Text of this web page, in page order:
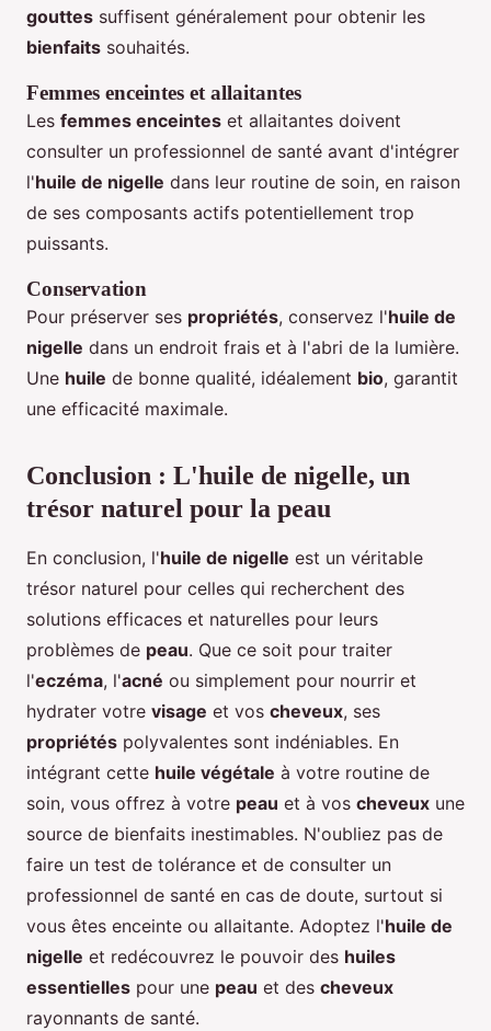
gouttes suffisent généralement pour obtenir les
bienfaits souhaités.
Femmes enceintes et allaitantes
Les femmes enceintes et allaitantes doivent
consulter un professionnel de santé avant d'intégrer
l'huile de nigelle dans leur routine de soin, en raison
de ses composants actifs potentiellement trop
puissants.
Conservation
Pour préserver ses propriétés, conservez l'huile de
nigelle dans un endroit frais et à l'abri de la lumière.
Une huile de bonne qualité, idéalement bio, garantit
une efficacité maximale.
Conclusion : L'huile de nigelle, un
trésor naturel pour la peau
En conclusion, l'huile de nigelle est un véritable
trésor naturel pour celles qui recherchent des
solutions efficaces et naturelles pour leurs
problèmes de peau. Que ce soit pour traiter
l'eczéma, l'acné ou simplement pour nourrir et
hydrater votre visage et vos cheveux, ses
propriétés polyvalentes sont indéniables. En
intégrant cette huile végétale à votre routine de
soin, vous offrez à votre peau et à vos cheveux une
source de bienfaits inestimables. N'oubliez pas de
faire un test de tolérance et de consulter un
professionnel de santé en cas de doute, surtout si
vous êtes enceinte ou allaitante. Adoptez l'huile de
nigelle et redécouvrez le pouvoir des huiles
essentielles pour une peau et des cheveux
rayonnants de santé.